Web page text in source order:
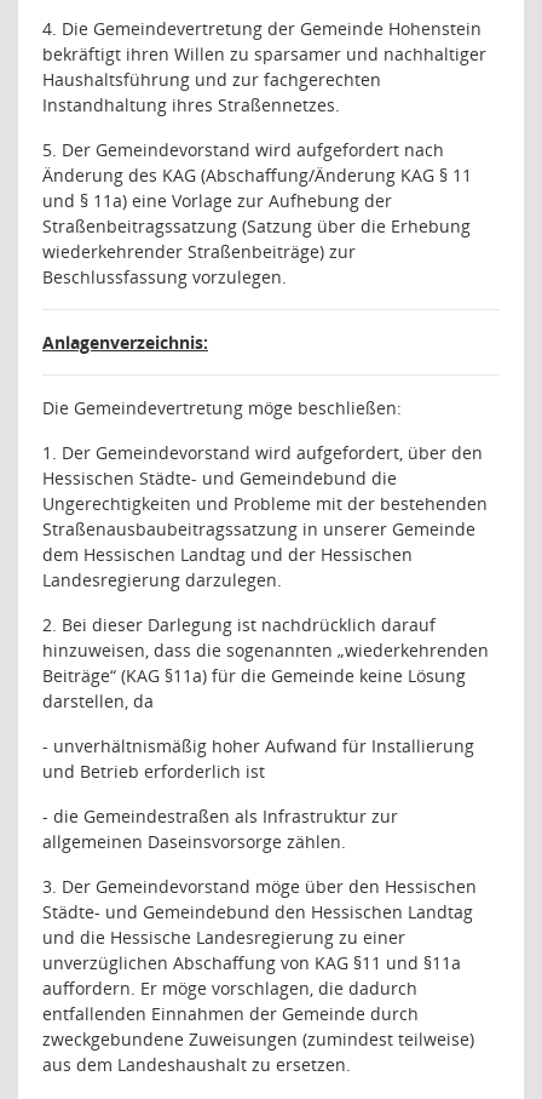
4. Die Gemeindevertretung der Gemeinde Hohenstein
bekräftigt ihren Willen zu sparsamer und nachhaltiger
Haushaltsführung und zur fachgerechten
Instandhaltung ihres Straßennetzes.
5. Der Gemeindevorstand wird aufgefordert nach
Änderung des KAG (Abschaffung/Änderung KAG § 11
und § 11a) eine Vorlage zur Aufhebung der
Straßenbeitragssatzung (Satzung über die Erhebung
wiederkehrender Straßenbeiträge) zur
Beschlussfassung vorzulegen.
Anlagenverzeichnis:
Die Gemeindevertretung möge beschließen:
1. Der Gemeindevorstand wird aufgefordert, über den
Hessischen Städte- und Gemeindebund die
Ungerechtigkeiten und Probleme mit der bestehenden
Straßenausbaubeitragssatzung in unserer Gemeinde
dem Hessischen Landtag und der Hessischen
Landesregierung darzulegen.
2. Bei dieser Darlegung ist nachdrücklich darauf
hinzuweisen, dass die sogenannten „wiederkehrenden
Beiträge“ (KAG §11a) für die Gemeinde keine Lösung
darstellen, da
- unverhältnismäßig hoher Aufwand für Installierung
und Betrieb erforderlich ist
- die Gemeindestraßen als Infrastruktur zur
allgemeinen Daseinsvorsorge zählen.
3. Der Gemeindevorstand möge über den Hessischen
Städte- und Gemeindebund den Hessischen Landtag
und die Hessische Landesregierung zu einer
unverzüglichen Abschaffung von KAG §11 und §11a
auffordern. Er möge vorschlagen, die dadurch
entfallenden Einnahmen der Gemeinde durch
zweckgebundene Zuweisungen (zumindest teilweise)
aus dem Landeshaushalt zu ersetzen.